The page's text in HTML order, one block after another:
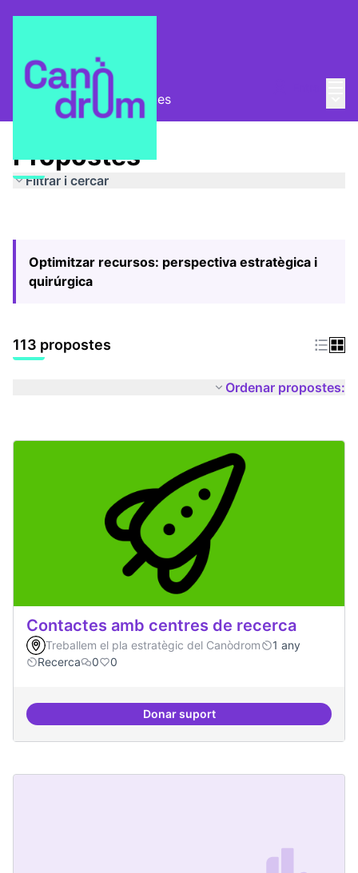
Pla Estratègic Propostes
Propostes
Filtrar i cercar
Optimitzar recursos: perspectiva estratègica i
quirúrgica
113 propostes
Ordenar propostes:
Contactes amb centres de recerca
Treballem el pla estratègic del Canòdrom
1 any
Recerca
0 0
Donar suportContactes amb centres de